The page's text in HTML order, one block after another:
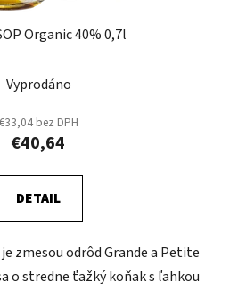
Organic 40% 0,7l
Vyprodáno
€33,04 bez DPH
€40,64
DETAIL
je zmesou odrôd Grande a Petite
o stredne ťažký koňak s ľahkou